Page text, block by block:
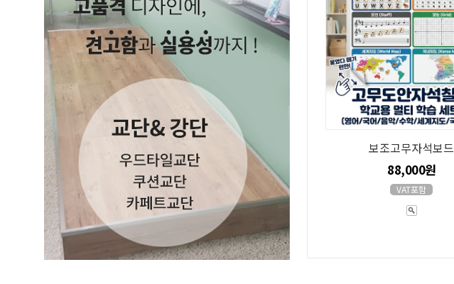
보조고무자석보드
88,000원
VAT포함